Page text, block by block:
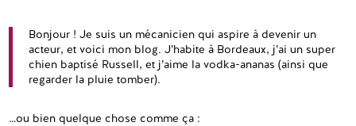
Bonjour ! Je suis un mécanicien qui aspire à devenir un
acteur, et voici mon blog. J’habite à Bordeaux, j’ai un super
chien baptisé Russell, et j’aime la vodka-ananas (ainsi que
regarder la pluie tomber).
…ou bien quelque chose comme ça :